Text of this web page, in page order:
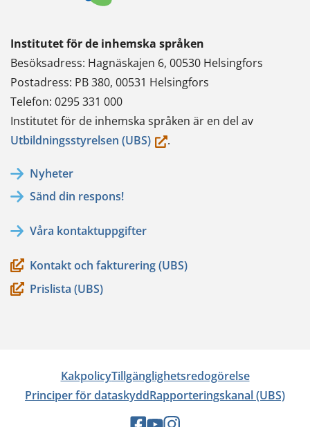
Institutet för de inhemska språken
Besöksadress: Hagnäskajen 6, 00530 Helsingfors
Postadress: PB 380, 00531 Helsingfors
Telefon: 0295 331 000
Institutet för de inhemska språken är en del av
Utbildningsstyrelsen (UBS)(du.
Nyheter
Sänd din respons!
Våra kontaktuppgifter
Kontakt och fakturering (UBS)
Prislista (UBS)
KakpolicyTillgänglighetsredogörelse
Principer för dataskyddRapporteringskanal (UBS)